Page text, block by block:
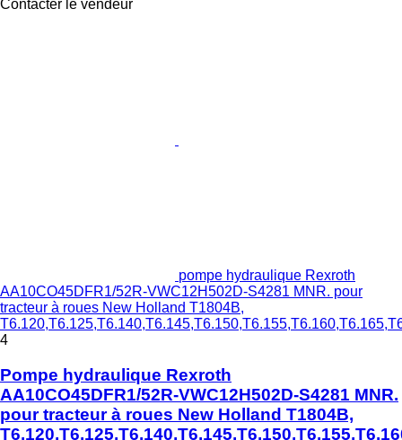
Contacter le vendeur
pompe hydraulique Rexroth
AA10CO45DFR1/52R-VWC12H502D-S4281 MNR. pour
tracteur à roues New Holland T1804B,
4
Pompe hydraulique Rexroth
AA10CO45DFR1/52R-VWC12H502D-S4281 MNR.
pour tracteur à roues New Holland T1804B,